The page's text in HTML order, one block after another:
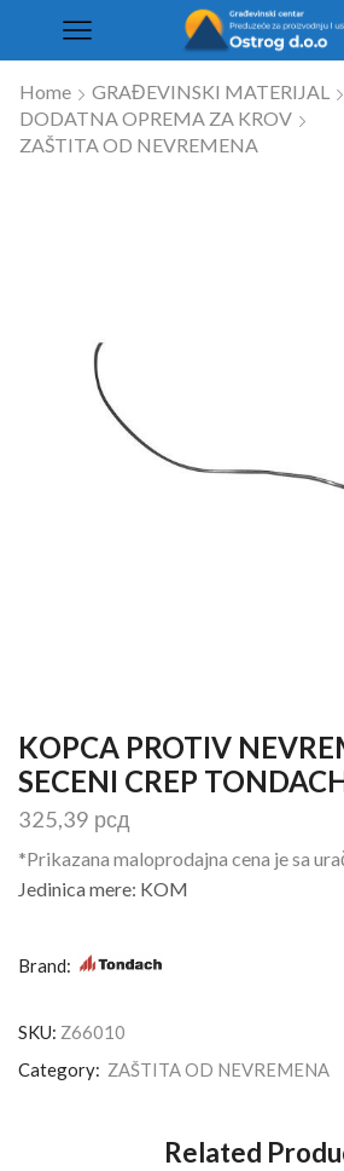
Home GRAĐEVINSKI MATERIJAL
DODATNA OPREMA ZA KROV
ZAŠTITA OD NEVREMENA
KOPCA PROTIV
SECENI CREP
325,39 рсд
*Prikazana maloprodajna cena je sa
Jedinica mere: KOM
Brand:
SKU: Z66010
Category: ZAŠTITA OD NEVREMENA
Related